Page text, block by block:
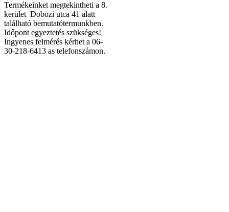
Termékeinket megtekintheti a 8.
kerület Dobozi utca 41 alatt
található bemutatótermunkben.
Időpont egyeztetés szükséges!
Ingyenes felmérés kérhet a 06-
30-218-6413 as telefonszámon.